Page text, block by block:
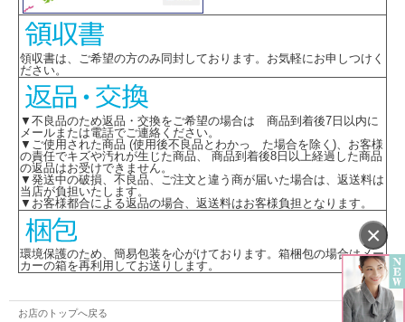
×
領収書は、ご希望の方のみ同封しております。お気軽にお申しつけく
ださい。
▼不良品のため返品・交換をご希望の場合は 商品到着後7日以内に
メールまたは電話でご連絡ください。
▼ご使用された商品 (使用後不良品とわかっ た場合を除く)、お客様
の責任でキズや汚れが生じた商品、 商品到着後8日以上経過した商品
の返品はお受けできません。
▼発送中の破損、不良品、ご注文と違う商が届いた場合は、返送料は
当店が負担いたします。
▼お客様都合による返品の場合、返送料はお客様負担となります。
環境保護のため、簡易包装を心がけております。箱梱包の場合はメー
カーの箱を再利用してお送りします。
お店のトップへ戻る